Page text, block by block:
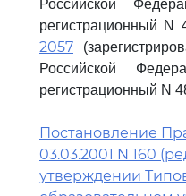
Российской
регистрационный N
2057
Российской
регистрационный N
Постановление
03.03.2001 N 160
утверждении